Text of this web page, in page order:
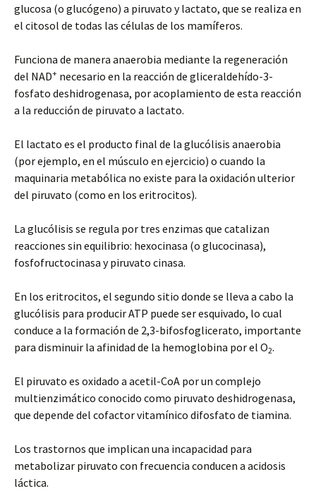
glucosa (o glucógeno) a piruvato y lactato, que se realiza en
el citosol de todas las células de los mamíferos.
Funciona de manera anaerobia mediante la regeneración
del NAD+ necesario en la reacción de gliceraldehído-3-
fosfato deshidrogenasa, por acoplamiento de esta reacción
a la reducción de piruvato a lactato.
El lactato es el producto final de la glucólisis anaerobia
(por ejemplo, en el músculo en ejercicio) o cuando la
maquinaria metabólica no existe para la oxidación ulterior
del piruvato (como en los eritrocitos).
La glucólisis se regula por tres enzimas que catalizan
reacciones sin equilibrio: hexocinasa (o glucocinasa),
fosfofructocinasa y piruvato cinasa.
En los eritrocitos, el segundo sitio donde se lleva a cabo la
glucólisis para producir ATP puede ser esquivado, lo cual
conduce a la formación de 2,3-bifosfoglicerato, importante
para disminuir la afinidad de la hemoglobina por el O2.
El piruvato es oxidado a acetil-CoA por un complejo
multienzimático conocido como piruvato deshidrogenasa,
que depende del cofactor vitamínico difosfato de tiamina.
Los trastornos que implican una incapacidad para
metabolizar piruvato con frecuencia conducen a acidosis
láctica.